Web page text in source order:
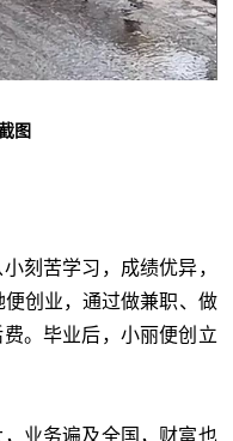
图
刻苦学习，成绩优异，
创业，通过做兼职、做
。毕业后，小丽便创立
业务遍及全国，财富也